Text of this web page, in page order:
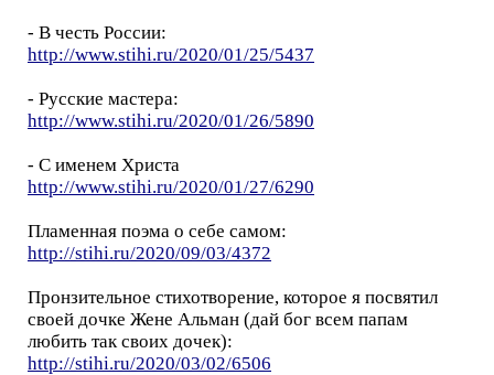
- В честь России:
http://www.stihi.ru/2020/01/25/5437
- Русские мастера:
http://www.stihi.ru/2020/01/26/5890
- С именем Христа
http://www.stihi.ru/2020/01/27/6290
Пламенная поэма о себе самом:
http://stihi.ru/2020/09/03/4372
Пронзительное стихотворение, которое я посвятил
своей дочке Жене Альман (дай бог всем папам
любить так своих дочек):
http://stihi.ru/2020/03/02/6506